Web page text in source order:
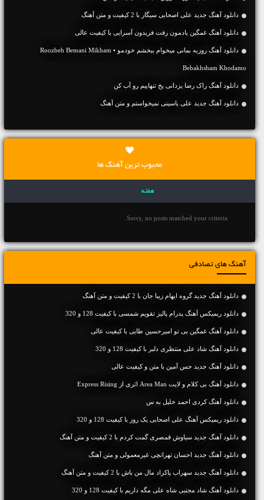
دانلود آهنگ جديد علی اصحابی سیگار با 2 کیفیت و متن آهنگ
دانلود آهنگ غمگین یادمون رفت فریدون آسرایی با کیفیت عالی
دانلود آهنگ روزبه بمانی میخوام ببخشم خودمو • Roozbeh Bemani Mikham
Bebakhsham Khodamo
دانلود آهنگ راک رضا یزدانی یخ تنهاییم رو آب کن
دانلود آهنگ جديد علی یاسینی نمیخواستم و متن آهنگ
محبوب ترین آهنگ ها
هفته
Sorry, no posts matched your criteria.
آهنگ های تصادفی
دانلود آهنگ جديد گروه ایهام زیبا جان با 2 کیفیت و متن آهنگ
دانلود ریمیکس آهنگ پدرام پالیز تقویم شمسی با کیفیت 128 و 320
دانلود آهنگ غمگین بی تو امیرحسین طایی با کیفیت عالی
دانلود آهنگ شاد علی منتظری دلبر با کیفیت 128 و 320
دانلود آهنگ جديد حس آمین با متن و کیفیت عالی
دانلود آهنگ بی کلام و لایت Area Man اثری از Express Rising
دانلود آهنگ کردی احمد خلیل به س
دانلود ریمیکس آهنگ علی اصحابی یک روز با کیفیت 128 و 320
دانلود آهنگ جديد سیاوش قمصری گمت کردم با 2 کیفیت و متن آهنگ
دانلود آهنگ جديد احسان تهرانچی غیرمعمولی و متن آهنگ
دانلود آهنگ جديد سهراب پاکزاد مال من باش با 2 کیفیت و متن آهنگ
دانلود آهنگ شاد مجتبی شاه علی مگه داریم با کیفیت 128 و 320